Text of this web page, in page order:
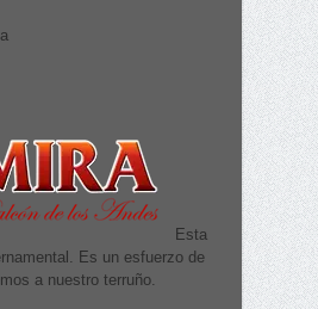
Esta
Es un esfuerzo de
a nuestro terruño.